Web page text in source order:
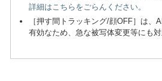
詳細はこちらをごらんください。
［押す間トラッキング/顔OFF］は、
有効なため、急な被写体変更等にも対